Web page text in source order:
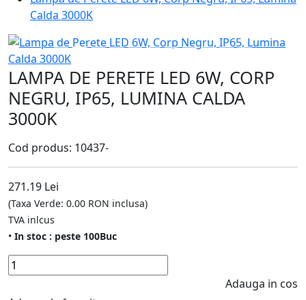
Calda 3000K
LAMPA DE PERETE LED 6W, CORP
NEGRU, IP65, LUMINA CALDA
3000K
Cod produs: 10437-
271.19 Lei
(Taxa Verde: 0.00 RON inclusa)
TVA inlcus
• In stoc : peste 100Buc
Adauga in cos